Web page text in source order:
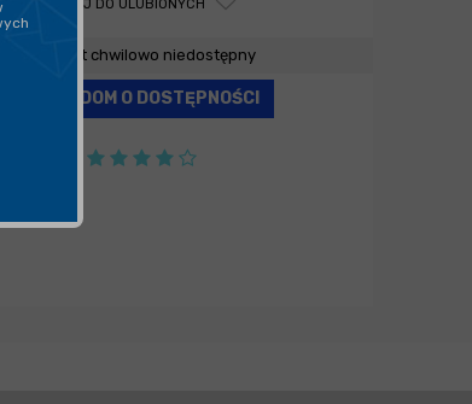
DODAJ DO ULUBIONYCH
Produkt chwilowo niedostępny
POWIADOM O DOSTĘPNOŚCI